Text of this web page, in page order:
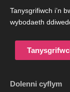
Tanysgrifiwch i’n
wybodaeth
Dolenni cyflym